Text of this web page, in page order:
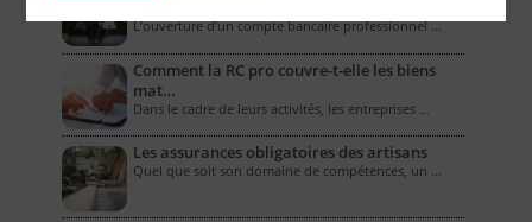
L’ouverture d’un compte bancaire professionnel …
Comment la RC pro couvre-t-elle les biens
mat…
Dans le cadre de leurs activités, les entreprises …
Les assurances obligatoires des artisans
Quel que soit son domaine de compétences, un …